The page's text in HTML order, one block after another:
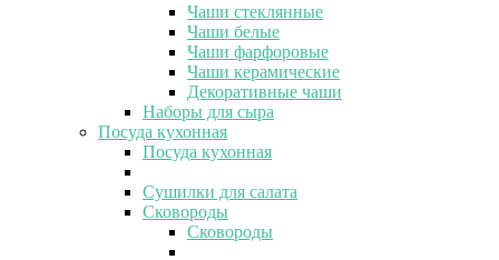
Чаши стеклянные
Чаши белые
Чаши фарфоровые
Чаши керамические
Декоративные чаши
Наборы для сыра
Посуда кухонная
Посуда кухонная
Сушилки для салата
Сковороды
Сковороды